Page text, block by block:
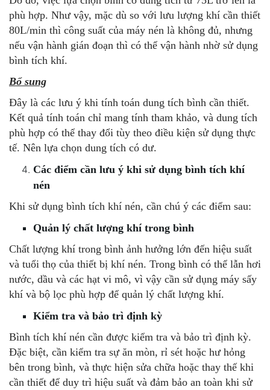
phù hợp. Như vậy, mặc dù so với lưu lượng khí cần thiết
80L/min thì công suất của máy nén là không đủ, nhưng
nếu vận hành gián đoạn thì có thể vận hành nhờ sử dụng
bình tích khí.
Bổ sung
Đây là các lưu ý khi tính toán dung tích bình cần thiết.
Kết quả tính toán chỉ mang tính tham khảo, và dung tích
phù hợp có thể thay đổi tùy theo điều kiện sử dụng thực
tế. Nên lựa chọn dung tích có dư.
Các điểm cần lưu ý khi sử dụng bình tích khí
nén
Khi sử dụng bình tích khí nén, cần chú ý các điểm sau:
Quản lý chất lượng khí trong bình
Chất lượng khí trong bình ảnh hưởng lớn đến hiệu suất
và tuổi thọ của thiết bị khí nén. Trong bình có thể lẫn hơi
nước, dầu và các hạt vi mô, vì vậy cần sử dụng máy sấy
khí và bộ lọc phù hợp để quản lý chất lượng khí.
Kiểm tra và bảo trì định kỳ
Bình tích khí nén cần được kiểm tra và bảo trì định kỳ.
Đặc biệt, cần kiểm tra sự ăn mòn, rỉ sét hoặc hư hỏng
bên trong bình, và thực hiện sửa chữa hoặc thay thế khi
cần thiết để duy trì hiệu suất và đảm bảo an toàn khi sử